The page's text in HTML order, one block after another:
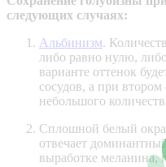
следующих случаях:
Альбинизм.
либо равно нулю,
варианте оттенок
сосудов, а при
небольшого
Сплошной белый
отвечает
выработке меланина,